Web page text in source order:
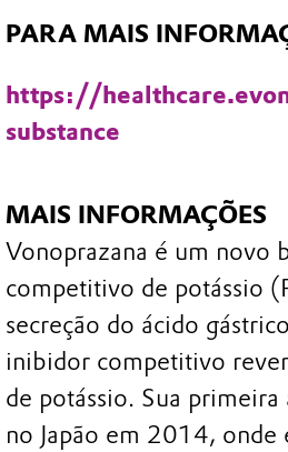
PARA MAIS
https://
substance
MAIS INFORMAÇÕES
Vonoprazana é um novo
competitivo de potássio
secreção do ácido
inibidor competitivo
de potássio. Sua primeira
no Japão em 2014, onde